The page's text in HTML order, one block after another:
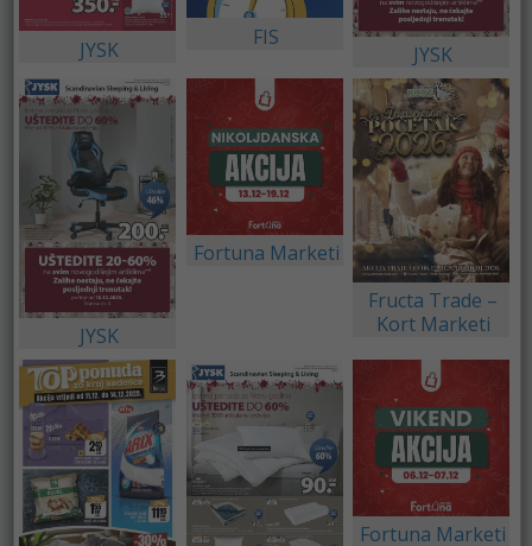
JYSK
FIS
JYSK
JYSK
Fortuna Marketi
Fructa Trade –
Kort Marketi
Fortuna Marketi